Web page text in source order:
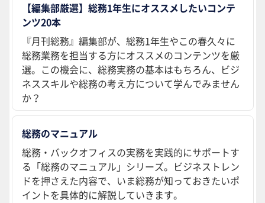
【編集部厳選】総務1年生にオススメしたいコンテ
ンツ20本
『月刊総務』編集部が、総務1年生やこの春久々に
総務業務を担当する方にオススメのコンテンツを厳
選。この機会に、総務実務の基本はもちろん、ビジ
ネススキルや総務の考え方について学んでみません
か？
総務のマニュアル
総務・バックオフィスの実務を実践的にサポートす
る「総務のマニュアル」シリーズ。ビジネストレン
ドを押さえた内容で、いま総務が知っておきたいポ
イントを具体的に解説していきます。